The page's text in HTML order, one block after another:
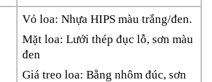
Vỏ loa: Nhựa HIPS màu trắng/đen.
Mặt loa: Lưới thép đục lỗ, sơn màu
đen
Giá treo loa: Bằng nhôm đúc, sơn